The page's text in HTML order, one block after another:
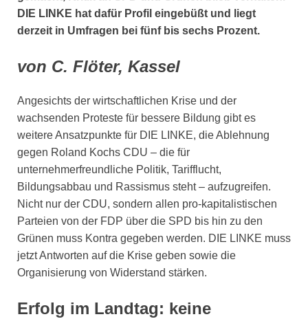
DIE LINKE hat dafür Profil eingebüßt und liegt
derzeit in Umfragen bei fünf bis sechs Prozent.
von C. Flöter, Kassel
Angesichts der wirtschaftlichen Krise und der
wachsenden Proteste für bessere Bildung gibt es
weitere Ansatzpunkte für DIE LINKE, die Ablehnung
gegen Roland Kochs CDU – die für
unternehmerfreundliche Politik, Tarifflucht,
Bildungsabbau und Rassismus steht – aufzugreifen.
Nicht nur der CDU, sondern allen pro-kapitalistischen
Parteien von der FDP über die SPD bis hin zu den
Grünen muss Kontra gegeben werden. DIE LINKE muss
jetzt Antworten auf die Krise geben sowie die
Organisierung von Widerstand stärken.
Erfolg im Landtag: keine